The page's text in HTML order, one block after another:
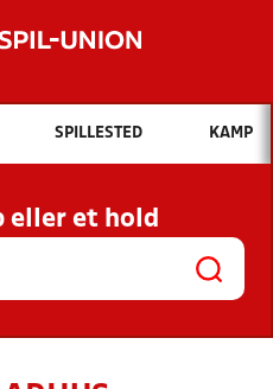
Hvad vil du søge efter?
INDHOLD OG NYHEDER
KLUBBER OG
SPILLESTED KAMP
eller et hold